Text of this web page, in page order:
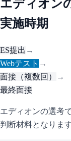
エディオン
実施時期
ES提出 →
Webテスト →
面接（複数回）
→
最終面接
エディオンの選考
判断材料となります